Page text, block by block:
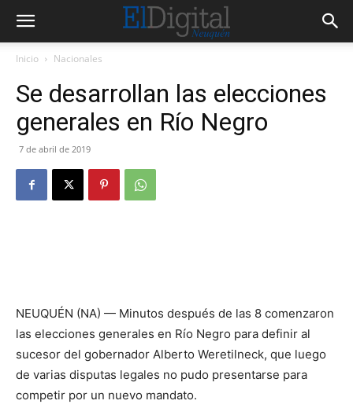
Inicio Nacionales
Se desarrollan las elecciones
generales en Río Negro
7 de abril de 2019
NEUQUÉN (NA) — Minutos después de las 8 comenzaron
las elecciones generales en Río Negro para definir al
sucesor del gobernador Alberto Weretilneck, que luego
de varias disputas legales no pudo presentarse para
competir por un nuevo mandato.